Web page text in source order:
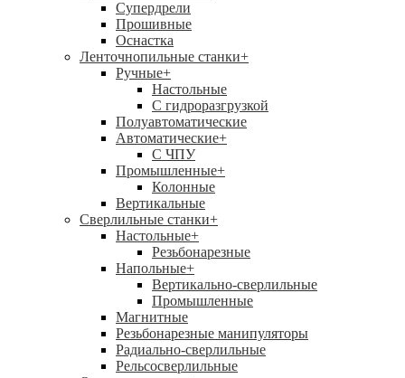
Супердрели
Прошивные
Оснастка
Ленточнопильные станки+
Ручные+
Настольные
С гидроразгрузкой
Полуавтоматические
Автоматические+
С ЧПУ
Промышленные+
Колонные
Вертикальные
Сверлильные станки+
Настольные+
Резьбонарезные
Напольные+
Вертикально-сверлильные
Промышленные
Магнитные
Резьбонарезные манипуляторы
Радиально-сверлильные
Рельсосверлильные